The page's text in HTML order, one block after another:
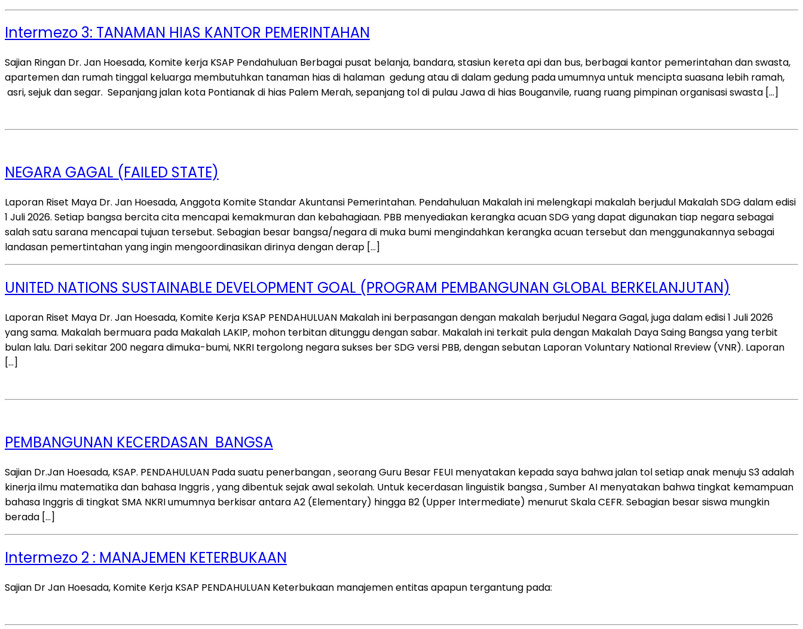
Intermezo 3: TANAMAN HIAS KANTOR PEMERINTAHAN
Sajian Ringan Dr. Jan Hoesada, Komite kerja KSAP Pendahuluan Berbagai pusat belanja, bandara, stasiun kereta api dan bus, berbagai kantor pemerintahan dan swasta,
apartemen dan rumah tinggal keluarga membutuhkan tanaman hias di halaman gedung atau di dalam gedung pada umumnya untuk mencipta suasana lebih ramah,
asri, sejuk dan segar. Sepanjang jalan kota Pontianak di hias Palem Merah, sepanjang tol di pulau Jawa di hias Bouganvile, ruang ruang pimpinan organisasi swasta […]
NEGARA GAGAL (FAILED STATE)
Laporan Riset Maya Dr. Jan Hoesada, Anggota Komite Standar Akuntansi Pemerintahan. Pendahuluan Makalah ini melengkapi makalah berjudul Makalah SDG dalam edisi
1 Juli 2026. Setiap bangsa bercita cita mencapai kemakmuran dan kebahagiaan. PBB menyediakan kerangka acuan SDG yang dapat digunakan tiap negara sebagai
salah satu sarana mencapai tujuan tersebut. Sebagian besar bangsa/negara di muka bumi mengindahkan kerangka acuan tersebut dan menggunakannya sebagai
landasan pemertintahan yang ingin mengoordinasikan dirinya dengan derap […]
UNITED NATIONS SUSTAINABLE DEVELOPMENT GOAL (PROGRAM PEMBANGUNAN GLOBAL BERKELANJUTAN)
Laporan Riset Maya Dr. Jan Hoesada, Komite Kerja KSAP PENDAHULUAN Makalah ini berpasangan dengan makalah berjudul Negara Gagal, juga dalam edisi 1 Juli 2026
yang sama. Makalah bermuara pada Makalah LAKIP, mohon terbitan ditunggu dengan sabar. Makalah ini terkait pula dengan Makalah Daya Saing Bangsa yang terbit
bulan lalu. Dari sekitar 200 negara dimuka-bumi, NKRI tergolong negara sukses ber SDG versi PBB, dengan sebutan Laporan Voluntary National Rreview (VNR). Laporan
[…]
PEMBANGUNAN KECERDASAN BANGSA
Sajian Dr.Jan Hoesada, KSAP. PENDAHULUAN Pada suatu penerbangan , seorang Guru Besar FEUI menyatakan kepada saya bahwa jalan tol setiap anak menuju S3 adalah
kinerja ilmu matematika dan bahasa Inggris , yang dibentuk sejak awal sekolah. Untuk kecerdasan linguistik bangsa , Sumber AI menyatakan bahwa tingkat kemampuan
bahasa Inggris di tingkat SMA NKRI umumnya berkisar antara A2 (Elementary) hingga B2 (Upper Intermediate) menurut Skala CEFR. Sebagian besar siswa mungkin
berada […]
Intermezo 2 : MANAJEMEN KETERBUKAAN
Sajian Dr Jan Hoesada, Komite Kerja KSAP PENDAHULUAN Keterbukaan manajemen entitas apapun tergantung pada: